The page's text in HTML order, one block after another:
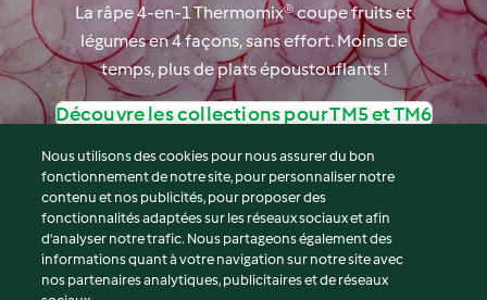
La râpe 4-en-1 Thermomix® coupe fruits et
légumes en 4 façons, sans effort. Moins de
temps, plus de plats époustouflants !
Découvre les collections pour TM5 et TM6
© Copyright 2026
Conditions d'utilisation
Nous utilisons des cookies pour nous assurer du bon
fonctionnement de notre site, pour personnaliser notre
contenu et nos publicités, pour proposer des
fonctionnalités adaptées sur les réseaux sociaux et afin
d’analyser notre trafic. Nous partageons également des
informations quant à votre navigation sur notre site avec
nos partenaires analytiques, publicitaires et de réseaux